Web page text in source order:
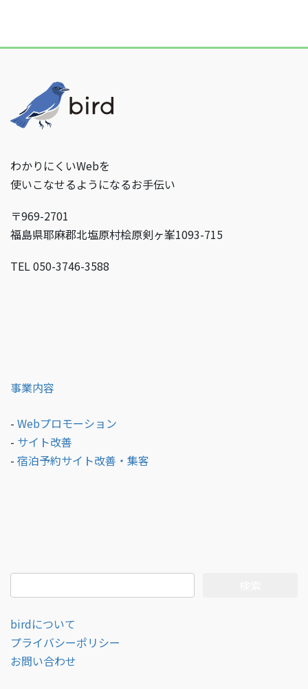
わかりにくいWebを
使いこなせるようになるお手伝い
〒969-2701
福島県耶麻郡北塩原村桧原剣ヶ峯1093-715
TEL 050-3746-3588
事業内容
- Webプロモーション
- サイト改善
- 宿泊予約サイト改善・集客
検
索:
birdについて
プライバシーポリシー
お問い合わせ